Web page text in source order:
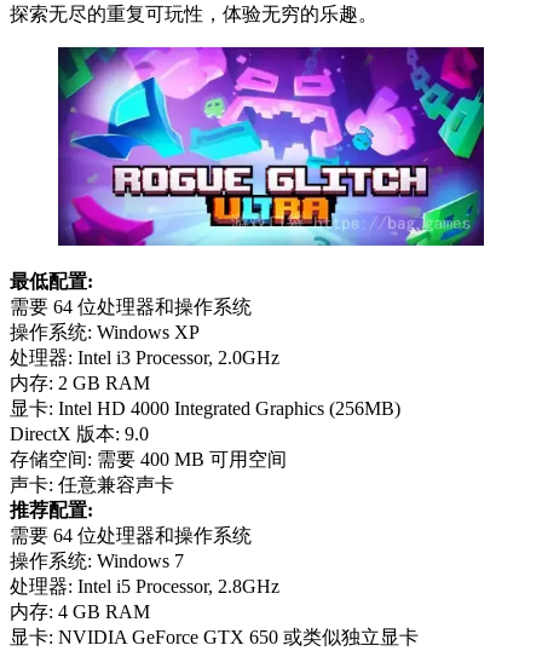
探索无尽的重复可玩性，体验无穷的乐趣。
最低配置:
需要 64 位处理器和操作系统
操作系统: Windows XP
处理器: Intel i3 Processor, 2.0GHz
内存: 2 GB RAM
显卡: Intel HD 4000 Integrated Graphics (256MB)
DirectX 版本: 9.0
存储空间: 需要 400 MB 可用空间
声卡: 任意兼容声卡
推荐配置:
需要 64 位处理器和操作系统
操作系统: Windows 7
处理器: Intel i5 Processor, 2.8GHz
内存: 4 GB RAM
显卡: NVIDIA GeForce GTX 650 或类似独立显卡